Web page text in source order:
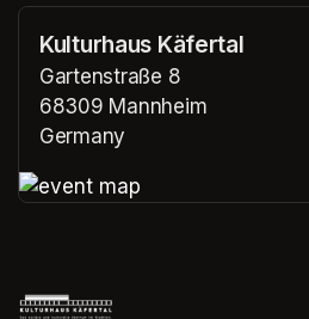
Kulturhaus Käfertal
Gartenstraße 8
68309 Mannheim
Germany